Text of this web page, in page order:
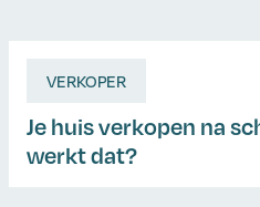
VERKOPER
Je huis verkopen na
werkt dat?